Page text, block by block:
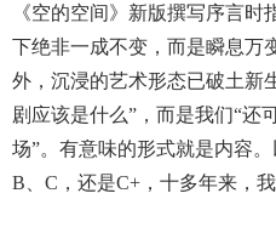
《空的空间》新版撰写序言时
下绝非一成不变，而是瞬息万
外，沉浸的艺术形态已破土新
剧应该是什么”，而是我们“还
场”。有意味的形式就是内容
B、C，还是C+，十多年来，我